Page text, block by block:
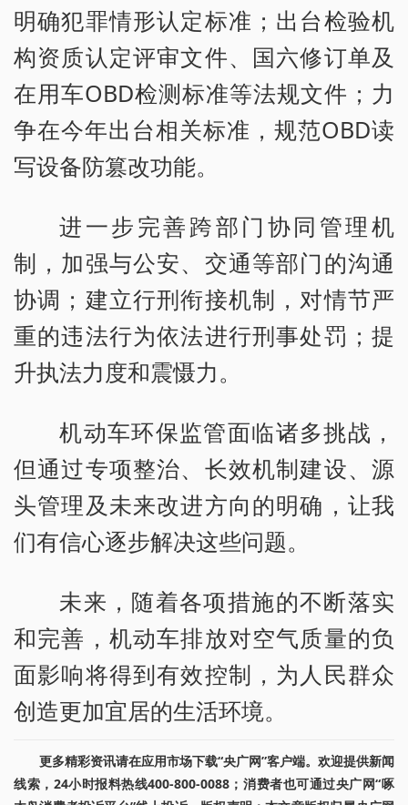
明确犯罪情形认定标准；出台检验机
构资质认定评审文件、国六修订单及
在用车OBD检测标准等法规文件；力
争在今年出台相关标准，规范OBD读
写设备防篡改功能。
进一步完善跨部门协同管理机
制，加强与公安、交通等部门的沟通
协调；建立行刑衔接机制，对情节严
重的违法行为依法进行刑事处罚；提
升执法力度和震慑力。
机动车环保监管面临诸多挑战，
但通过专项整治、长效机制建设、源
头管理及未来改进方向的明确，让我
们有信心逐步解决这些问题。
未来，随着各项措施的不断落实
和完善，机动车排放对空气质量的负
面影响将得到有效控制，为人民群众
创造更加宜居的生活环境。
更多精彩资讯请在应用市场下载“央广网”客户端。欢迎提供新闻
线索，24小时报料热线400-800-0088；消费者也可通过央广网“啄